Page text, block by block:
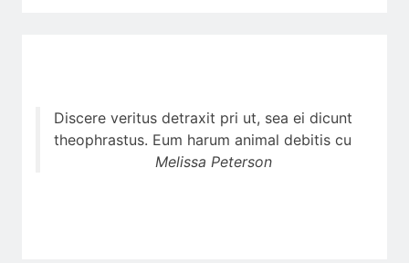
Discere veritus detraxit pri ut, sea ei dicunt
theophrastus. Eum harum animal debitis cu
Melissa Peterson